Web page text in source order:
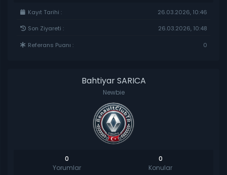
Kayıt Tarihi : 26.03.2026, 10:46
Son Ziyareti : 26.03.2026, 10:48
Referans Puanı : 0
Bahtiyar SARICA
Newbie
0
Yorumlar
0
Konular